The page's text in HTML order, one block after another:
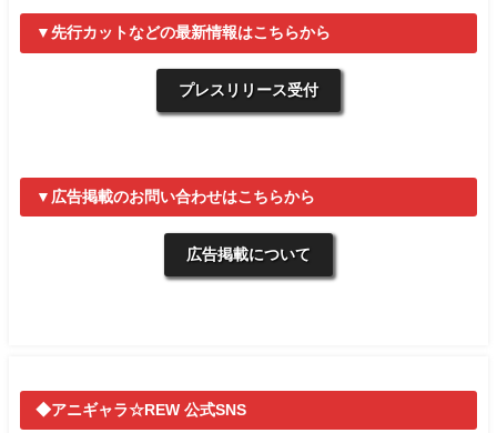
▼先行カットなどの最新情報はこちらから
プレスリリース受付
▼広告掲載のお問い合わせはこちらから
広告掲載について
◆アニギャラ☆REW 公式SNS